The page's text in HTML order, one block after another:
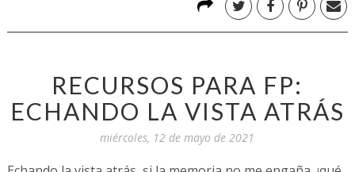
RECURSOS PARA FP:
ECHANDO LA VISTA ATRÁS
miércoles, 12 de mayo de 2021